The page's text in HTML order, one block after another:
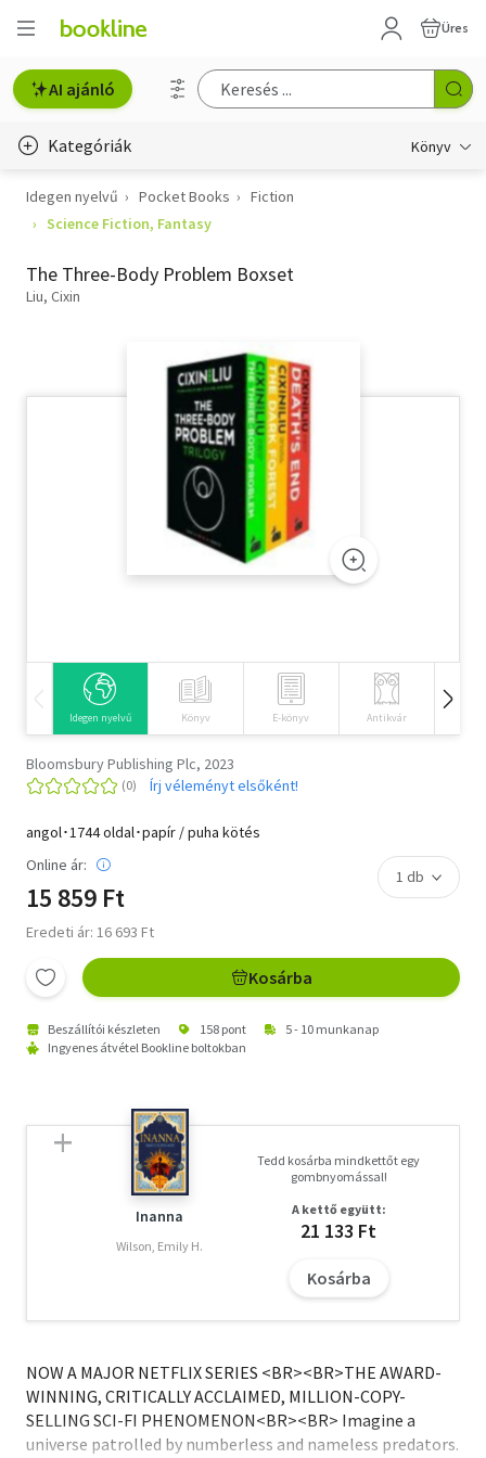
Üres
AI ajánló
Kategóriák Könyv
Életmód, egészség
Gyermek- és ifjúsági
Tankönyv, segédkönyv
Természettudomány
Történelem
Vallás
Idegen nyelvű Pocket Books
Fiction
Science Fiction, Fantasy
The Three-Body Problem Boxset
Liu, Cixin
Idegen nyelvű Könyv E-könyv Antikvár
Bloomsbury Publishing Plc, 2023
Írj véleményt elsőként!
angol･1744 oldal･papír / puha kötés
Online ár:
15 859 Ft
Eredeti ár: 16 693 Ft
Kosárba
Beszállítói készleten 158 pont
5 - 10 munkanap
Ingyenes átvétel Bookline boltokban
Inanna
Wilson, Emily H.
Tedd kosárba mindkettőt egy
gombnyomással!
A kettő együtt:
21 133 Ft
Kosárba
NOW A MAJOR NETFLIX SERIES <BR><BR>THE AWARD-
WINNING, CRITICALLY ACCLAIMED, MILLION-COPY-
SELLING SCI-FI PHENOMENON<BR><BR> Imagine a
universe patrolled by numberless and nameless predators.